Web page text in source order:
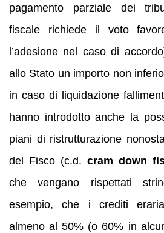
pagamento parziale dei
fiscale richiede il voto
l’adesione nel caso di
allo Stato un importo non
in caso di liquidazione
hanno introdotto anche la
piani di ristrutturazione
del Fisco (c.d. cram down
che vengano rispettati
esempio, che i crediti
almeno al 50% (o 60% in